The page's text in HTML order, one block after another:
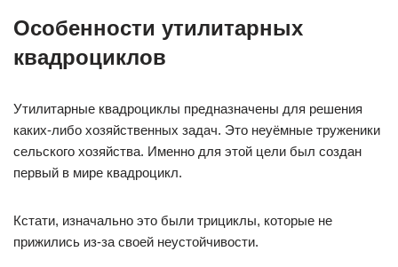
Особенности утилитарных
квадроциклов
Утилитарные квадроциклы предназначены для решения
каких-либо хозяйственных задач. Это неуёмные труженики
сельского хозяйства. Именно для этой цели был создан
первый в мире квадроцикл.
Кстати, изначально это были трициклы, которые не
прижились из-за своей неустойчивости.